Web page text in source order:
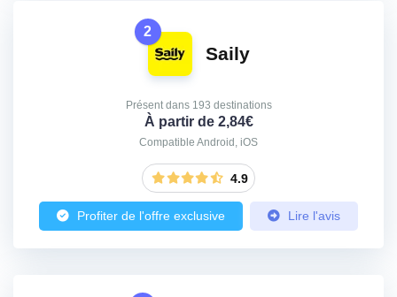
2
Saily
Présent dans 193 destinations
À partir de 2,84€
Compatible Android, iOS
4.9
Profiter de l'offre exclusive Lire l'avis